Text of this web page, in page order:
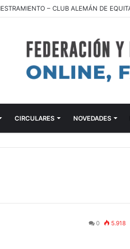
CIRCULARES NOVEDADES
0 5.918